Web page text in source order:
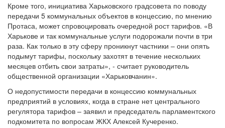
Кроме того, инициатива Харьковского градсовета по поводу
передачи 5 коммунальных объектов в концессию, по мнению
Протаса, может спровоцировать очередной рост тарифов. «В
Харькове и так коммунальные услуги подорожали почти в три
раза. Как только в эту сферу проникнут частники – они опять
подымут тарифы, поскольку захотят в течение нескольких
месяцев отбить свои затраты», - считает руководитель
общественной организации «Харьковчанин».
О недопустимости передачи в концессию коммунальных
предприятий в условиях, когда в стране нет центрального
регулятора тарифов – заявил и председатель парламентского
подкомитета по вопросам ЖКХ Алексей Кучеренко.